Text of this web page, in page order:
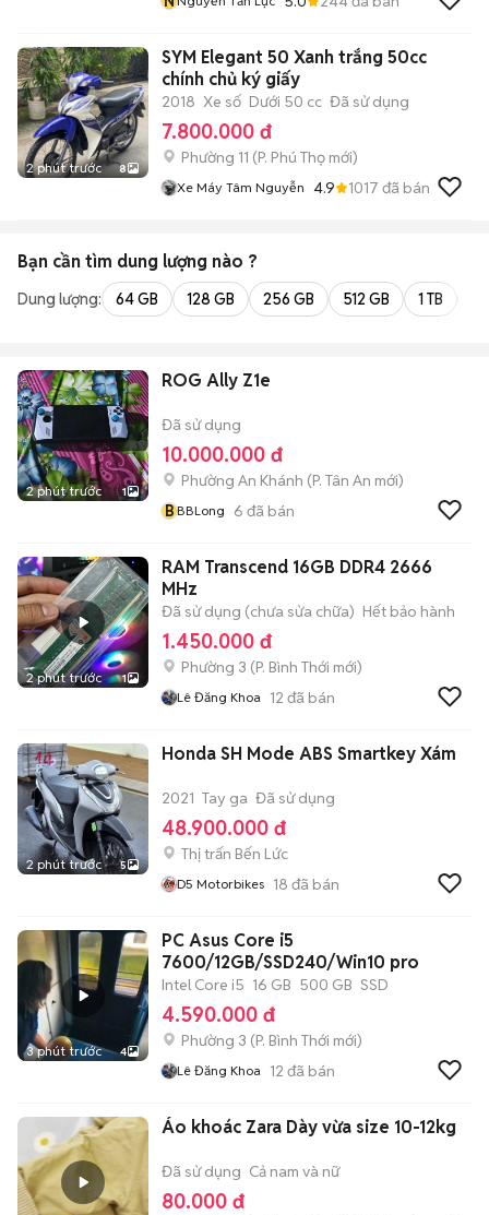
2 phút trước 8
SYM Elegant 50 Xanh trắng 50cc
chính chủ ký giấy
2018 Xe số Dưới 50 cc Đã sử dụng
7.800.000 đ
Phường 11 (P. Phú Thọ mới)
Xe Máy Tâm Nguyễn 4.9 1017 đã bán
Bạn cần tìm dung lượng nào ?
Dung lượng: 64 GB 128 GB 256 GB 512 GB 1 TB
2 phút trước 1
ROG Ally Z1e
Đã sử dụng
10.000.000 đ
Phường An Khánh (P. Tân An mới)
BBBLong 6 đã bán
2 phút trước 1
RAM Transcend 16GB DDR4 2666
MHz
Đã sử dụng (chưa sửa chữa) Hết bảo hành
1.450.000 đ
Phường 3 (P. Bình Thới mới)
Lê Đăng Khoa 12 đã bán
2 phút trước 5
Honda SH Mode ABS Smartkey Xám
2021 Tay ga Đã sử dụng
48.900.000 đ
Thị trấn Bến Lức
D5 Motorbikes 18 đã bán
3 phút trước 4
PC Asus Core i5
7600/12GB/SSD240/Win10 pro
Intel Core i5 16 GB 500 GB SSD
4.590.000 đ
Phường 3 (P. Bình Thới mới)
Lê Đăng Khoa 12 đã bán
Áo khoác Zara Dày vừa size 10-12kg
Đã sử dụng Cả nam và nữ
80.000 đ